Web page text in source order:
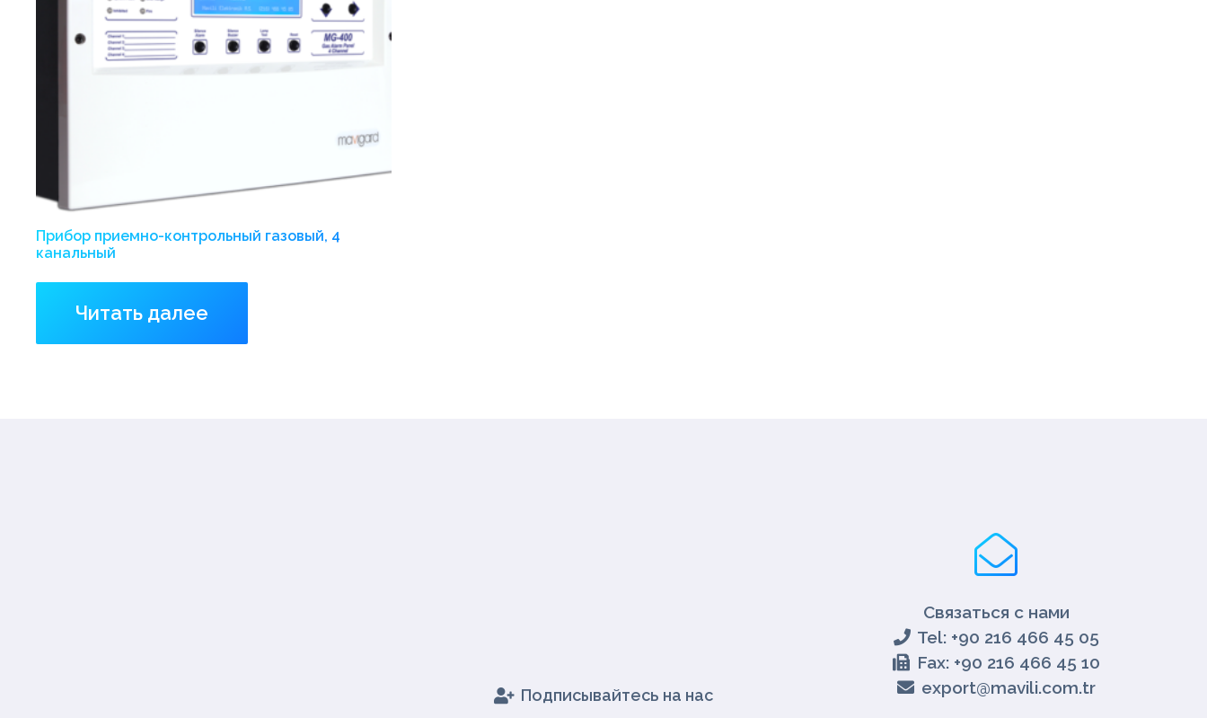
Прибор приемно-контрольный газовый, 4
канальный
Читать далее
Подписывайтесь на нас
Связаться с нами
Tel: +90 216 466 45 05
Fax: +90 216 466 45 10
export@mavili.com.tr